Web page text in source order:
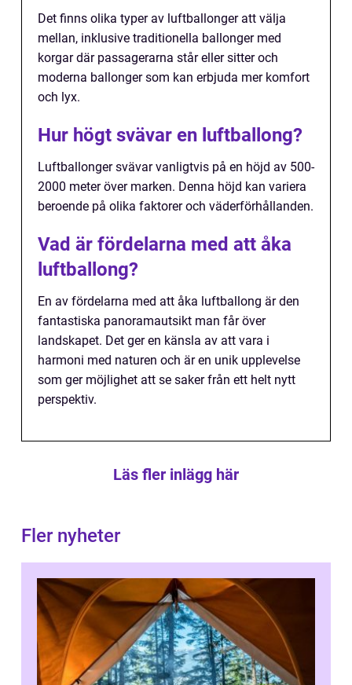
Det finns olika typer av luftballonger att välja
mellan, inklusive traditionella ballonger med
korgar där passagerarna står eller sitter och
moderna ballonger som kan erbjuda mer komfort
och lyx.
Hur högt svävar en luftballong?
Luftballonger svävar vanligtvis på en höjd av 500-
2000 meter över marken. Denna höjd kan variera
beroende på olika faktorer och väderförhållanden.
Vad är fördelarna med att åka
luftballong?
En av fördelarna med att åka luftballong är den
fantastiska panoramautsikt man får över
landskapet. Det ger en känsla av att vara i
harmoni med naturen och är en unik upplevelse
som ger möjlighet att se saker från ett helt nytt
perspektiv.
Läs fler inlägg här
Fler nyheter